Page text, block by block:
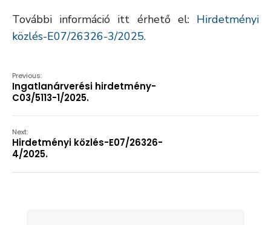
További információ itt érhető el: Hirdetményi
közlés-E07/26326-3/2025.
Previous:
Ingatlanárverési hirdetmény-
C03/5113-1/2025.
Next:
Hirdetményi közlés-E07/26326-
4/2025.